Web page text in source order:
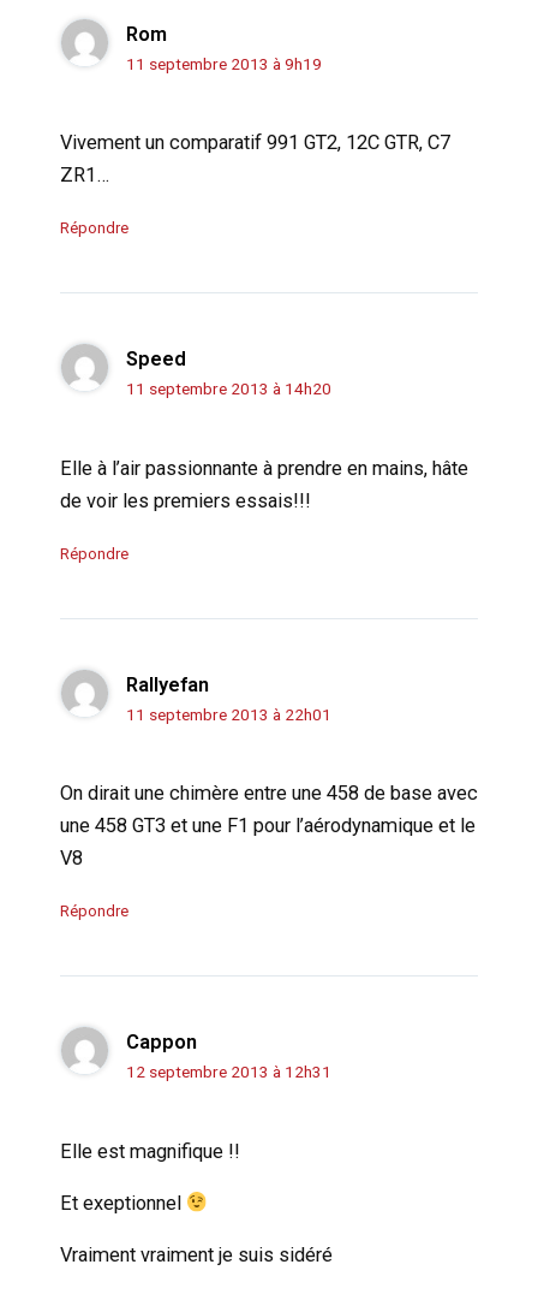
Rom
11 septembre 2013 à 9h19
Vivement un comparatif 991 GT2, 12C GTR, C7
ZR1…
Répondre
Speed
11 septembre 2013 à 14h20
Elle à l’air passionnante à prendre en mains, hâte
de voir les premiers essais!!!
Répondre
Rallyefan
11 septembre 2013 à 22h01
On dirait une chimère entre une 458 de base avec
une 458 GT3 et une F1 pour l’aérodynamique et le
V8
Répondre
Cappon
12 septembre 2013 à 12h31
Elle est magnifique !!
Et exeptionnel
Vraiment vraiment je suis sidéré